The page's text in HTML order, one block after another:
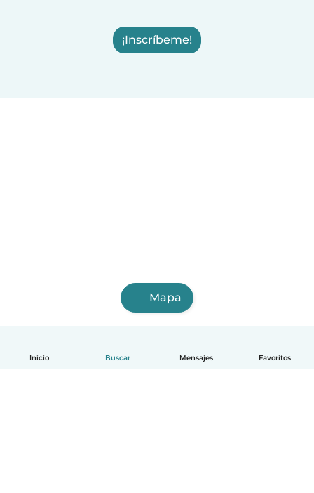
Inicio Buscar Mensajes Favoritos
¡Inscríbeme!
Mapa